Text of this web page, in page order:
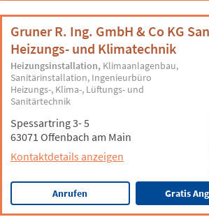
Gruner R. Ing. GmbH & Co KG
Heizungs- und Klimatechnik
Heizungsinstallation Klimaanlagenbau
Sanitärinstallation Ingenieurbüro
Heizungs-, Klima-, Lüftungs- und
Sanitärtechnik
Spessartring 3- 5
63071 Offenbach am Main
Kontaktdetails anzeigen
Anrufen Gratis